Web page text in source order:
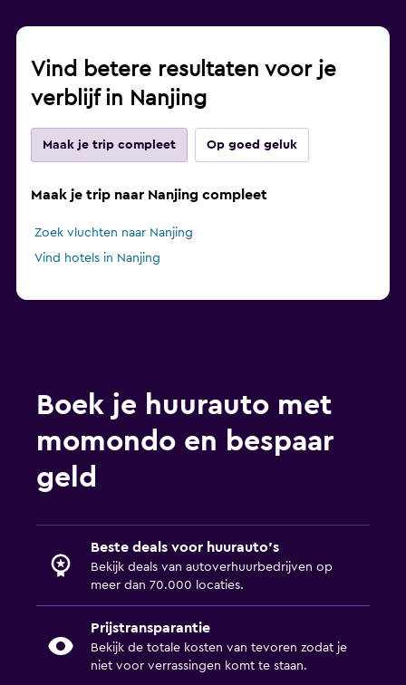
Vind betere resultaten voor je
verblijf in Nanjing
Maak je trip compleet Op goed geluk
Maak je trip naar Nanjing compleet
Zoek vluchten naar Nanjing
Vind hotels in Nanjing
Boek je huurauto met
momondo en bespaar
geld
Beste deals voor huurauto's
Bekijk deals van autoverhuurbedrijven op
meer dan 70.000 locaties.
Prijstransparantie
Bekijk de totale kosten van tevoren zodat je
niet voor verrassingen komt te staan.